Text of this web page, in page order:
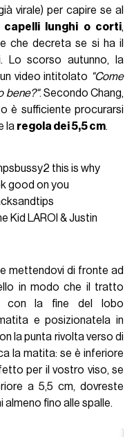
virale) per capire se al
capelli lunghi o corti,
che decreta se si ha il
Lo scorso autunno, la
video intitolato "Come
bene?". Secondo Chang,
è sufficiente procurarsi
la regola dei 5,5 cm.
this is why
good on you
Kid LAROI & Justin
mettendovi di fronte ad
in modo che il tratto
con la fine del lobo
e posizionatela in
la punta rivolta verso di
la matita: se è inferiore
per il vostro viso, se
a 5,5 cm, dovreste
almeno fino alle spalle.